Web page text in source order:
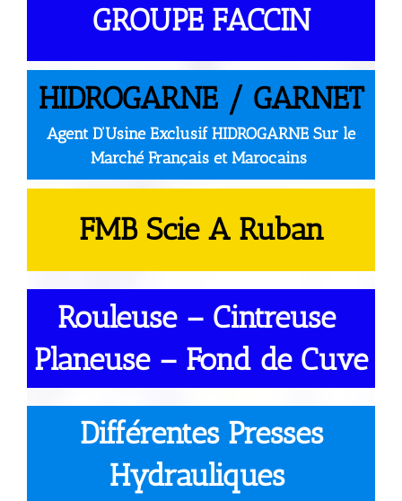
GROUPE FACCIN
HIDROGARNE / GARNET
Agent D’Usine Exclusif HIDROGARNE Sur le
Marché Français et Marocains
FMB Scie A Ruban
Rouleuse – Cintreuse
Planeuse – Fond de Cuve
Différentes Presses
Hydrauliques